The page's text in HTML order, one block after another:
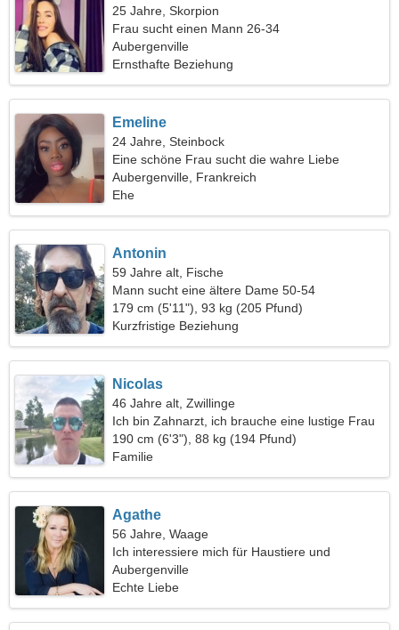
25 Jahre, Skorpion
Frau sucht einen Mann 26-34
Aubergenville
Ernsthafte Beziehung
Emeline
24 Jahre, Steinbock
Eine schöne Frau sucht die wahre Liebe
Aubergenville, Frankreich
Ehe
Antonin
59 Jahre alt, Fische
Mann sucht eine ältere Dame 50-54
179 cm (5'11"), 93 kg (205 Pfund)
Kurzfristige Beziehung
Nicolas
46 Jahre alt, Zwillinge
Ich bin Zahnarzt, ich brauche eine lustige Frau
190 cm (6'3"), 88 kg (194 Pfund)
Familie
Agathe
56 Jahre, Waage
Ich interessiere mich für Haustiere und
Schwimmen
Aubergenville
Echte Liebe